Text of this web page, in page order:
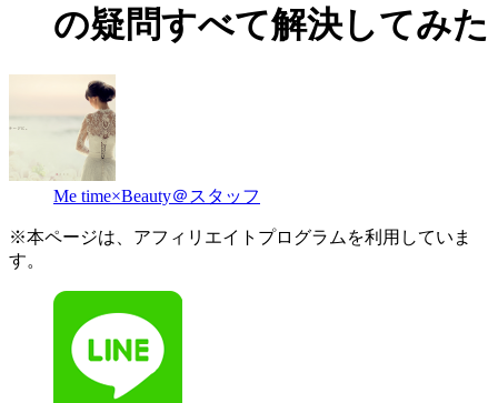
の疑問すべて解決してみた
Me time×Beauty＠スタッフ
※本ページは、アフィリエイトプログラムを利用していま
す。